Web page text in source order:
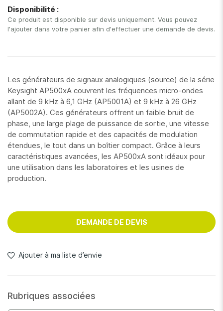
Disponibilité :
Ce produit est disponible sur devis uniquement. Vous pouvez
l'ajouter dans votre panier afin d'effectuer une demande de devis.
Les générateurs de signaux analogiques (source) de la série
Keysight AP500xA couvrent les fréquences micro-ondes
allant de 9 kHz à 6,1 GHz (AP5001A) et 9 kHz à 26 GHz
(AP5002A). Ces générateurs offrent un faible bruit de
phase, une large plage de puissance de sortie, une vitesse
de commutation rapide et des capacités de modulation
étendues, le tout dans un boîtier compact. Grâce à leurs
caractéristiques avancées, les AP500xA sont idéaux pour
une utilisation dans les laboratoires et les usines de
production.
DEMANDE DE DEVIS
Ajouter à ma liste d’envie
Rubriques associées